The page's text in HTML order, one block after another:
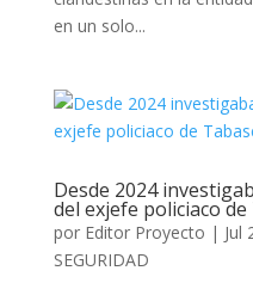
en un solo...
Desde 2024
del exjefe policiaco de
por Editor Proyecto | Jul
SEGURIDAD